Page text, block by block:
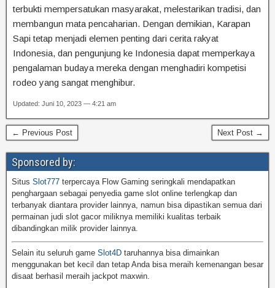
terbukti mempersatukan masyarakat, melestarikan tradisi, dan
membangun mata pencaharian. Dengan demikian, Karapan
Sapi tetap menjadi elemen penting dari cerita rakyat
Indonesia, dan pengunjung ke Indonesia dapat memperkaya
pengalaman budaya mereka dengan menghadiri kompetisi
rodeo yang sangat menghibur.
Updated: Juni 10, 2023 — 4:21 am
← Previous Post Next Post →
Sponsored by:
Situs Slot777 terpercaya Flow Gaming seringkali mendapatkan
penghargaan sebagai penyedia game slot online terlengkap dan
terbanyak diantara provider lainnya, namun bisa dipastikan semua dari
permainan judi slot gacor miliknya memiliki kualitas terbaik
dibandingkan milik provider lainnya.
Selain itu seluruh game Slot4D taruhannya bisa dimainkan
menggunakan bet kecil dan tetap Anda bisa meraih kemenangan besar
disaat berhasil meraih jackpot maxwin.